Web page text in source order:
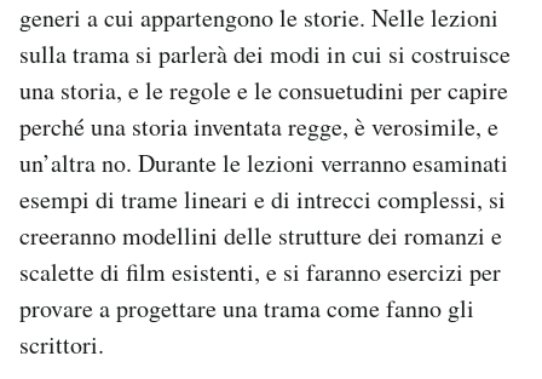
generi a cui appartengono le storie. Nelle lezioni
sulla trama si parlerà dei modi in cui si costruisce
una storia, e le regole e le consuetudini per capire
perché una storia inventata regge, è verosimile, e
un’altra no. Durante le lezioni verranno esaminati
esempi di trame lineari e di intrecci complessi, si
creeranno modellini delle strutture dei romanzi e
scalette di film esistenti, e si faranno esercizi per
provare a progettare una trama come fanno gli
scrittori.